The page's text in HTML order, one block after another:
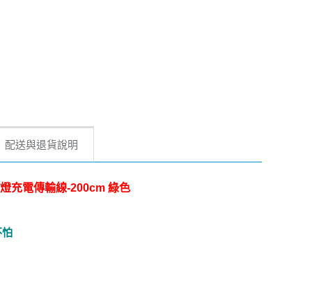
配送與退貨說明
充電傳輸線-200cm 綠色